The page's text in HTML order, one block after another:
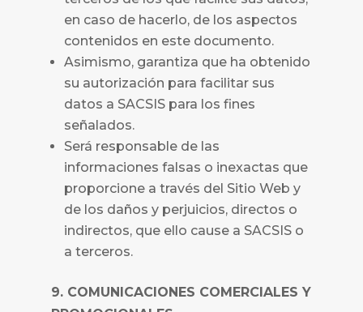
en caso de hacerlo, de los aspectos
contenidos en este documento.
Asimismo, garantiza que ha obtenido
su autorización para facilitar sus
datos a SACSISpara los fines
señalados.
Será responsable de las
informaciones falsas o inexactas que
proporcione a través del Sitio Web y
de los daños y perjuicios, directos o
indirectos, que ello cause a SACSISo
a terceros.
9. COMUNICACIONES COMERCIALES Y